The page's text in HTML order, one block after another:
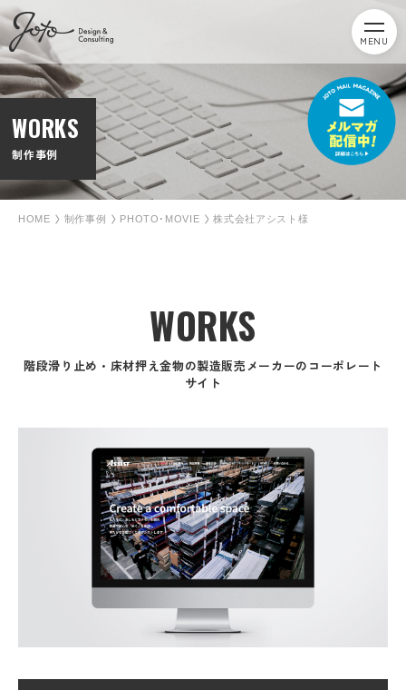
MENU
WORKS
制作事例
HOME 制作事例 PHOTO･MOVIE 株式会社アシスト様
WORKS
階段滑り止め・床材押え金物の製造販売メーカーのコーポレート
サイト